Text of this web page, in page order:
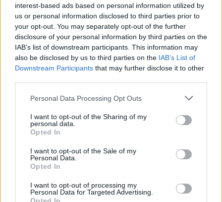
interest-based ads based on personal information utilized by
us or personal information disclosed to third parties prior to
your opt-out. You may separately opt-out of the further
disclosure of your personal information by third parties on the
IAB’s list of downstream participants. This information may
also be disclosed by us to third parties on the IAB’s List of
Downstream Participants that may further disclose it to other
Personal Data Processing Opt Outs
I want to opt-out of the Sharing of my
personal data.
Opted In
I want to opt-out of the Sale of my
Personal Data.
Opted In
I want to opt-out of processing my
Personal Data for Targeted Advertising.
Esim for Global
Esim for USA Esim for Italy
for Turkey|Esim for Germany|Esim for Greece|